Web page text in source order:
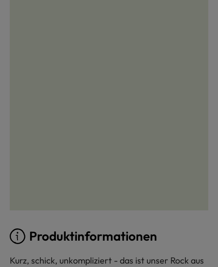
Produktinformationen
Kurz, schick, unkompliziert - das ist unser Rock aus